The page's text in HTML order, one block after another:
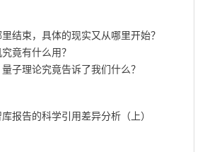
结束，具体的现实又从哪里开始？
竟有什么用？
子理论究竟告诉了我们什么？
报告的科学引用差异分析（上）